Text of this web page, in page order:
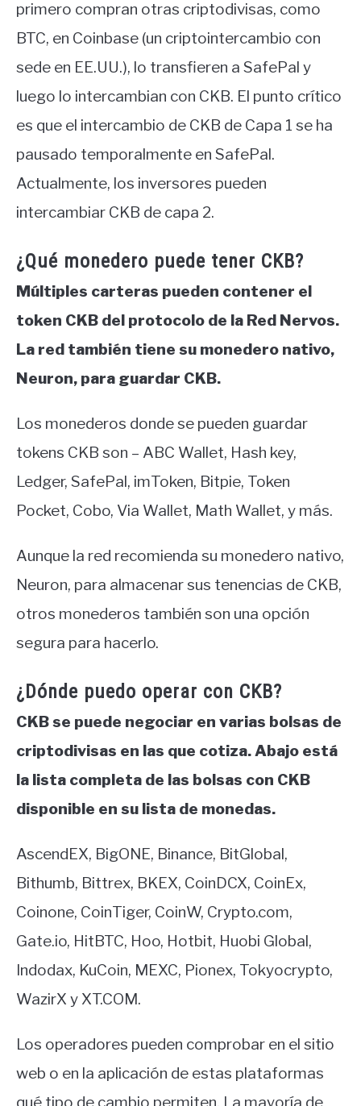
primero compran otras criptodivisas, como
BTC, en Coinbase (un criptointercambio con
sede en EE.UU.), lo transfieren a SafePal y
luego lo intercambian con CKB. El punto crítico
es que el intercambio de CKB de Capa 1 se ha
pausado temporalmente en SafePal.
Actualmente, los inversores pueden
intercambiar CKB de capa 2.
¿Qué monedero puede tener CKB?
Múltiples carteras pueden contener el
token CKB del protocolo de la Red Nervos.
La red también tiene su monedero nativo,
Neuron, para guardar CKB.
Los monederos donde se pueden guardar
tokens CKB son – ABC Wallet, Hash key,
Ledger, SafePal, imToken, Bitpie, Token
Pocket, Cobo, Via Wallet, Math Wallet, y más.
Aunque la red recomienda su monedero nativo,
Neuron, para almacenar sus tenencias de CKB,
otros monederos también son una opción
segura para hacerlo.
¿Dónde puedo operar con CKB?
CKB se puede negociar en varias bolsas de
criptodivisas en las que cotiza. Abajo está
la lista completa de las bolsas con CKB
disponible en su lista de monedas.
AscendEX, BigONE, Binance, BitGlobal,
Bithumb, Bittrex, BKEX, CoinDCX, CoinEx,
Coinone, CoinTiger, CoinW, Crypto.com,
Gate.io, HitBTC, Hoo, Hotbit, Huobi Global,
Indodax, KuCoin, MEXC, Pionex, Tokyocrypto,
WazirX y XT.COM.
Los operadores pueden comprobar en el sitio
web o en la aplicación de estas plataformas